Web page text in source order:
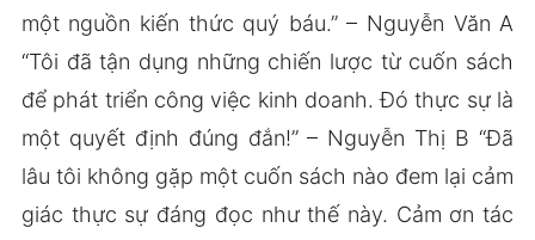
một nguồn kiến thức quý báu.” – Nguyễn Văn A
“Tôi đã tận dụng những chiến lược từ cuốn sách
để phát triển công việc kinh doanh. Đó thực sự là
một quyết định đúng đắn!” – Nguyễn Thị B “Đã
lâu tôi không gặp một cuốn sách nào đem lại cảm
giác thực sự đáng đọc như thế này. Cảm ơn tác